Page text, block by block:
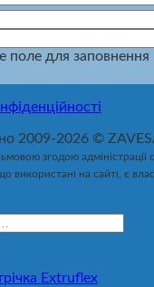
поле для заповнення
2009-2026 ©
згодою адміністрації
використані на сайті, є
Extruflex